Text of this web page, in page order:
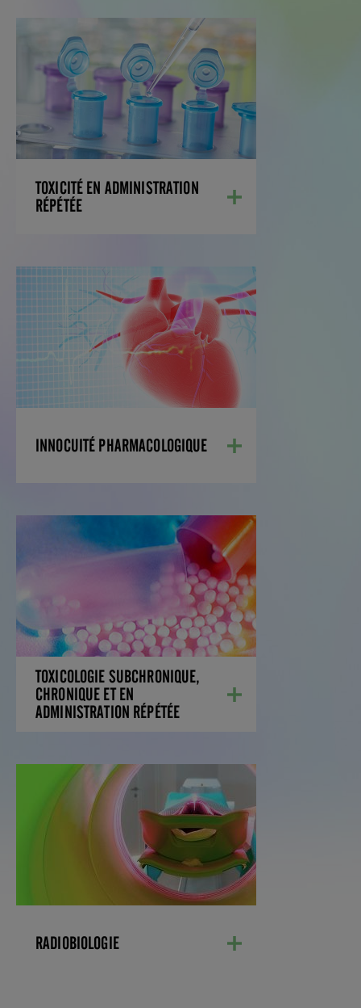
TOXICITÉ EN ADMINISTRATION
RÉPÉTÉE
INNOCUITÉ PHARMACOLOGIQUE
TOXICOLOGIE SUBCHRONIQUE,
CHRONIQUE ET EN
ADMINISTRATION RÉPÉTÉE
RADIOBIOLOGIE